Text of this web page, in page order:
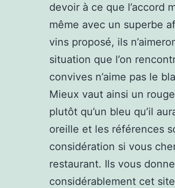
devoir à ce que l’accord
même avec un superbe
vins proposé, ils
situation que l’on
convives n’aime pas le
Mieux vaut ainsi un
plutôt qu’un bleu qu’il
oreille et les références
considération si vous
restaurant. Ils vous
considérablement cet